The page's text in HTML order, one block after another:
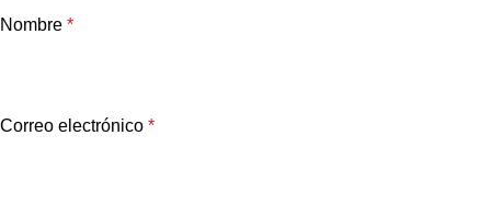
Nombre *
Correo electrónico *